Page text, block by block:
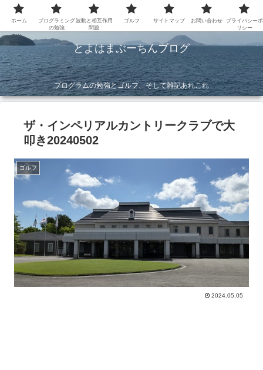
とよはまぶーちんブログ
プログラムの勉強とゴルフ、そして雑記あれこれ
ザ・インペリアルカントリークラブで大
叩き20240502
ゴルフ
2024.05.05
ホーム
プログラミング
の勉強
波動と相互作用
問題
ゴルフ サイトマップ お問い合わせ
プライバシーポ
リシー